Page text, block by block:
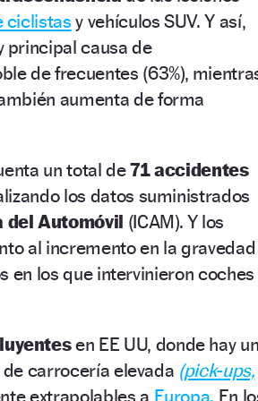
ciclistas y vehículos SUV. Y así,
principal causa de
de frecuentes (63%),
aumenta de forma
un total de71 accidentes
los datos suministrados
del Automóvil (ICAM). Y los
al incremento en la gravedad
en los que intervinieron coches
en EE UU, donde hay un
carrocería elevada (pick-ups,
extrapolables a Europa. En